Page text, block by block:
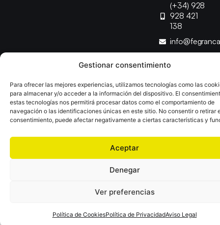
Gestionar consentimiento
Para ofrecer las mejores experiencias, utilizamos tecnologías como las
para almacenar y/o acceder a la información del dispositivo. El
estas tecnologías nos permitirá procesar datos como el comportamiento de
navegación o las identificaciones únicas en este sitio. No consentir o retirar
consentimiento, puede afectar negativamente a ciertas características y
Aceptar
Denegar
Ver preferencias
Política de CookiesPolítica de PrivacidadAviso Legal
(+34) 928
928 421
138
Desarrollado porTOOOLS
Aviso LegalPolítica de CookiesPolítica de Privacidad
Declaración de AccesibilidadPolítica de Ventas